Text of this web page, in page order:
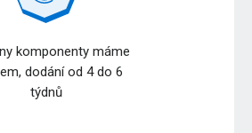
komponenty máme
dodání od 4 do 6
týdnů